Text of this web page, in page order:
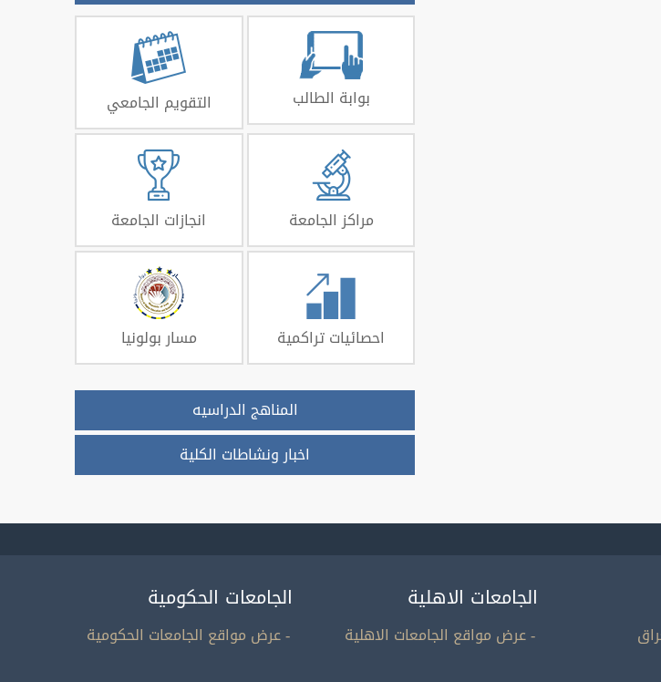
بوابة الطالب التقويم الجامعي
مراكز الجامعة انجازات الجامعة
احصائيات تراكمية مسار بولونيا
المناهج الدراسيه
اخبار ونشاطات الكلية
الجامعات الاهلية
- عرض مواقع الجامعات الاهلية
الجامعات الحكومية
- عرض مواقع الجامعات الحكومية